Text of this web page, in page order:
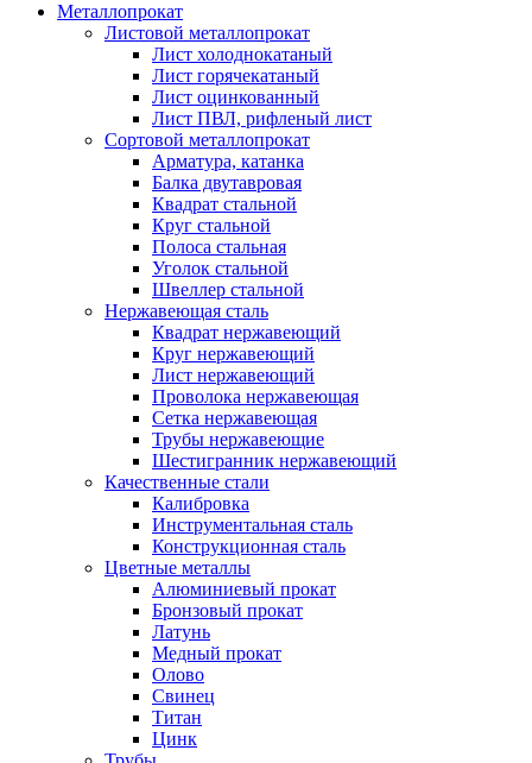
Металлопрокат
Листовой металлопрокат
Лист холоднокатаный
Лист горячекатаный
Лист оцинкованный
Лист ПВЛ, рифленый лист
Сортовой металлопрокат
Арматура, катанка
Балка двутавровая
Квадрат стальной
Круг стальной
Полоса стальная
Уголок стальной
Швеллер стальной
Нержавеющая сталь
Квадрат нержавеющий
Круг нержавеющий
Лист нержавеющий
Проволока нержавеющая
Сетка нержавеющая
Трубы нержавеющие
Шестигранник нержавеющий
Качественные стали
Калибровка
Инструментальная сталь
Конструкционная сталь
Цветные металлы
Алюминиевый прокат
Бронзовый прокат
Латунь
Медный прокат
Олово
Свинец
Титан
Цинк